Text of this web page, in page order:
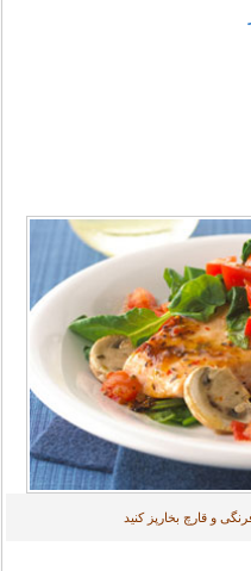
و قارچ بخارپز کنید